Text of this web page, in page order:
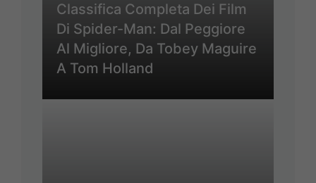
Classifica Completa Dei Film
Di Spider-Man: Dal Peggiore
Al Migliore, Da Tobey Maguire
A Tom Holland